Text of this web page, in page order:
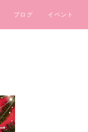
ブログ イベント